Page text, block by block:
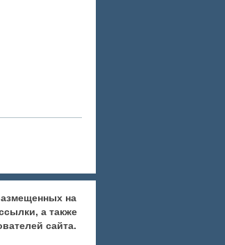
на
а также
сайта.